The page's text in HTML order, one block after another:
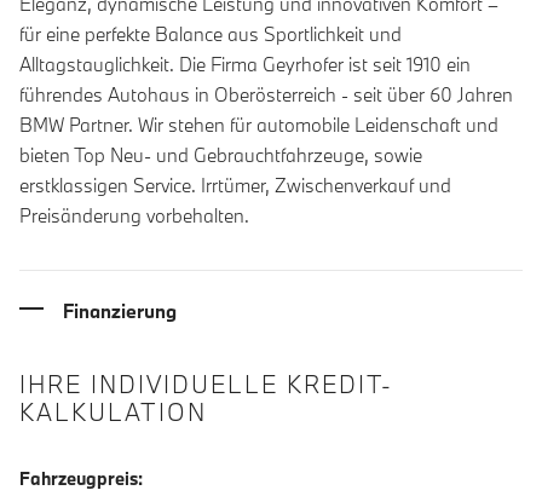
für eine perfekte Balance aus Sportlichkeit und
Alltagstauglichkeit. Die Firma Geyrhofer ist seit 1910 ein
führendes Autohaus in Oberösterreich - seit über 60 Jahren
BMW Partner. Wir stehen für automobile Leidenschaft und
bieten Top Neu- und Gebrauchtfahrzeuge, sowie
erstklassigen Service. Irrtümer, Zwischenverkauf und
Preisänderung vorbehalten.
Finanzierung
IHRE INDIVIDUELLE KREDIT-
KALKULATION
Fahrzeugpreis: